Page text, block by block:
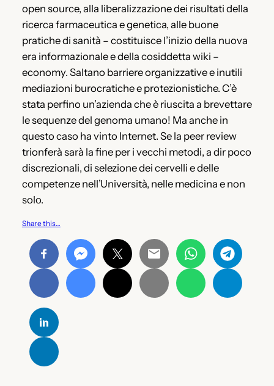
open source, alla liberalizzazione dei risultati della
ricerca farmaceutica e genetica, alle buone
pratiche di sanità – costituisce l’inizio della nuova
era informazionale e della cosiddetta wiki –
economy. Saltano barriere organizzative e inutili
mediazioni burocratiche e protezionistiche. C’è
stata perfino un’azienda che è riuscita a brevettare
le sequenze del genoma umano! Ma anche in
questo caso ha vinto Internet. Se la peer review
trionferà sarà la fine per i vecchi metodi, a dir poco
discrezionali, di selezione dei cervelli e delle
competenze nell’Università, nelle medicina e non
solo.
Share this…